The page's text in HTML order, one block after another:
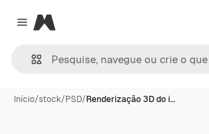
Close menu
Magnific
Início/stock/PSD/Renderização 3D do í…